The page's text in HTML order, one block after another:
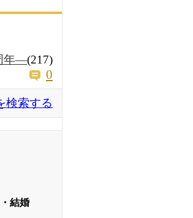
年―(217)
0
検索する
結婚